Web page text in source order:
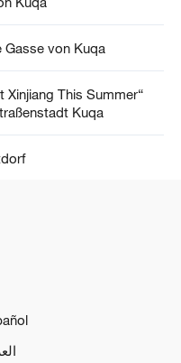
Gasse von Kuqa
Xinjiang This Summer“
Kuqa